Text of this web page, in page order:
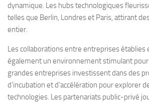
dynamique. Les hubs technologiques
telles que Berlin, Londres et Paris, attirant
entier.
Les collaborations entre entreprises établies
également un environnement stimulant pour
grandes entreprises investissent dans des
d’incubation et d’accélération pour explorer
technologies. Les partenariats public-privé